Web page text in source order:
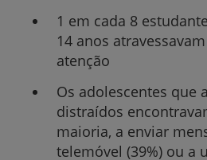
1 em cada 8
14 anos
atenção
Os adolescentes que
distraídos
maioria, a enviar
telemóvel (39%) ou a